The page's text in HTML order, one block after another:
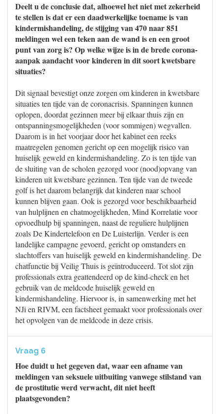
Deelt u de conclusie dat, alhoewel het niet met zekerheid
te stellen is dat er een daadwerkelijke toename is van
kindermishandeling, de stijging van 470 naar 851
meldingen wel een teken aan de wand is en een groot
punt van zorg is? Op welke wijze is in de brede corona-
aanpak aandacht voor kinderen in dit soort kwetsbare
situaties?
Dit signaal bevestigt onze zorgen om kinderen in kwetsbare
situaties ten tijde van de coronacrisis. Spanningen kunnen
oplopen, doordat gezinnen meer bij elkaar thuis zijn en
ontspanningsmogelijkheden (voor sommigen) wegvallen.
Daarom is in het voorjaar door het kabinet een reeks
maatregelen genomen gericht op een mogelijk risico van
huiselijk geweld en kindermishandeling. Zo is ten tijde van
de sluiting van de scholen gezorgd voor (nood)opvang van
kinderen uit kwetsbare gezinnen. Ten tijde van de tweede
golf is het daarom belangrijk dat kinderen naar school
kunnen blijven gaan. Ook is gezorgd voor beschikbaarheid
van hulplijnen en chatmogelijkheden, Mind Korrelatie voor
opvoedhulp bij spanningen, naast de reguliere hulplijnen
zoals De Kindertelefoon en De Luisterlijn. Verder is een
landelijke campagne gevoerd, gericht op omstanders en
slachtoffers van huiselijk geweld en kindermishandeling. De
chatfunctie bij Veilig Thuis is geïntroduceerd. Tot slot zijn
professionals extra geattendeerd op de kind-check en het
gebruik van de meldcode huiselijk geweld en
kindermishandeling. Hiervoor is, in samenwerking met het
NJi en RIVM, een factsheet gemaakt voor professionals over
het opvolgen van de meldcode in deze crisis.
Vraag 6
Hoe duidt u het gegeven dat, waar een afname van
meldingen van seksuele uitbuiting vanwege stilstand van
de prostitutie werd verwacht, dit niet heeft
plaatsgevonden?